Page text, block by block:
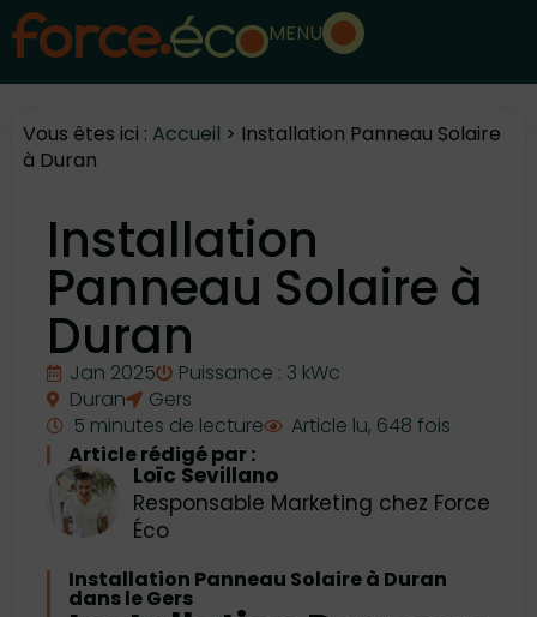
MENU
Vous êtes ici : Accueil > Installation Panneau Solaire
à Duran
Installation
Panneau Solaire à
Duran
Jan 2025
Puissance : 3 kWc
Duran
Gers
5 minutes de lecture
Article lu, 648 fois
Article rédigé par :
Loïc Sevillano
Responsable Marketing chez Force
Éco
Installation Panneau Solaire à Duran
dans le Gers